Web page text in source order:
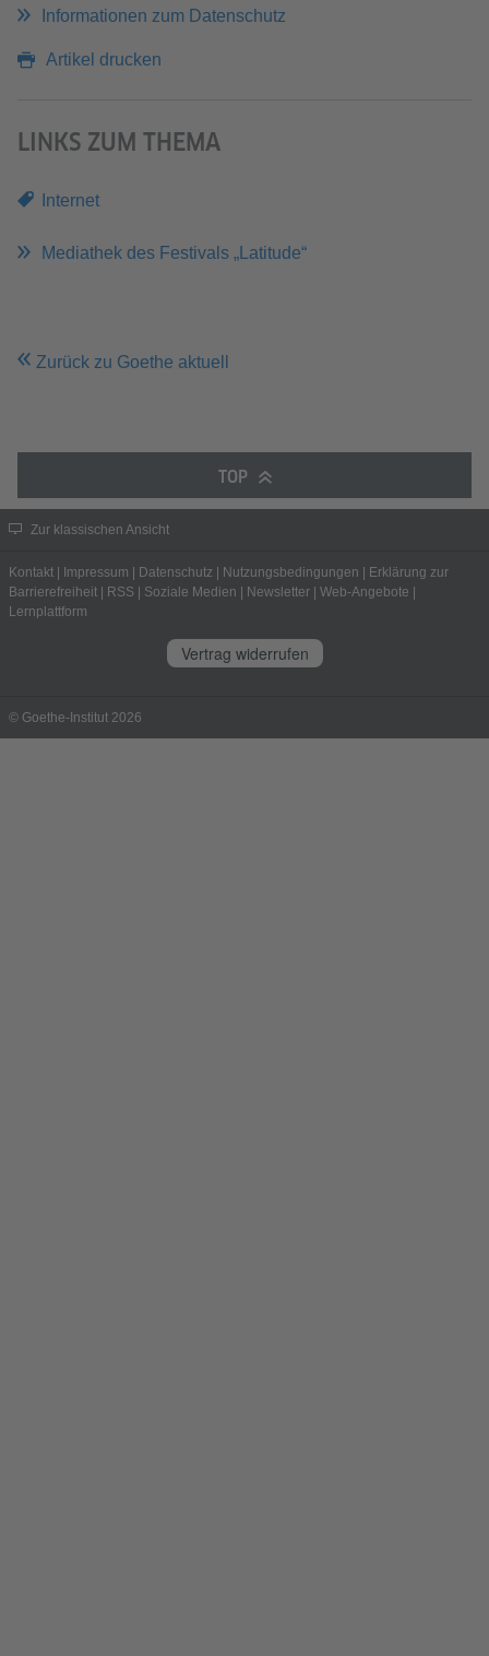
Informationen zum Datenschutz
Artikel drucken
LINKS ZUM THEMA
Internet
Mediathek des Festivals „Latitude“
Zurück zu Goethe aktuell
TOP
Zur klassischen Ansicht
Kontakt Impressum Datenschutz Nutzungsbedingungen
Erklärung zur
Barrierefreiheit
RSS Soziale Medien Newsletter Web-Angebote
Lernplattform
Vertrag widerrufen
© Goethe-Institut 2026